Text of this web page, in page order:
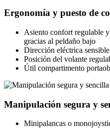
Ergonomía y puesto de
Asiento confort regulable
gracias al peldaño bajo
Dirección eléctrica sensible
Posición del volante
Útil compartimento
Manipulación segura y
Minipalancas o